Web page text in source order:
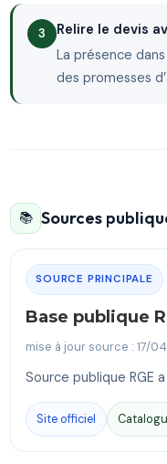
Relire le devis
La présence
des promesses
📚 Sources
SOURCE PRINCIPALE
Base publique
mise à jour source : 17/
Source publique RGE
Site officiel